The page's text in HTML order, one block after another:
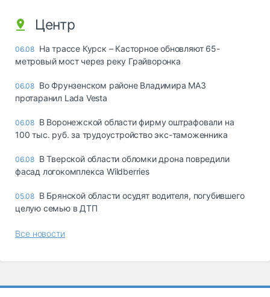
Центр
06.08 На трассе Курск – Касторное обновляют 65-
метровый мост через реку Грайворонка
06.08 Во Фрунзенском районе Владимира МАЗ
протаранил Lada Vesta
06.08 В Воронежской области фирму оштрафовали на
100 тыс. руб. за трудоустройство экс-таможенника
06.08 В Тверской области обломки дрона повредили
фасад логокомплекса Wildberries
05.08 В Брянской области осудят водителя, погубившего
целую семью в ДТП
Все новости